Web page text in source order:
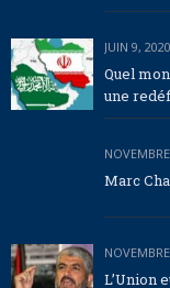
JUIN 9, 2020
Quel
une
Marc
L’Union